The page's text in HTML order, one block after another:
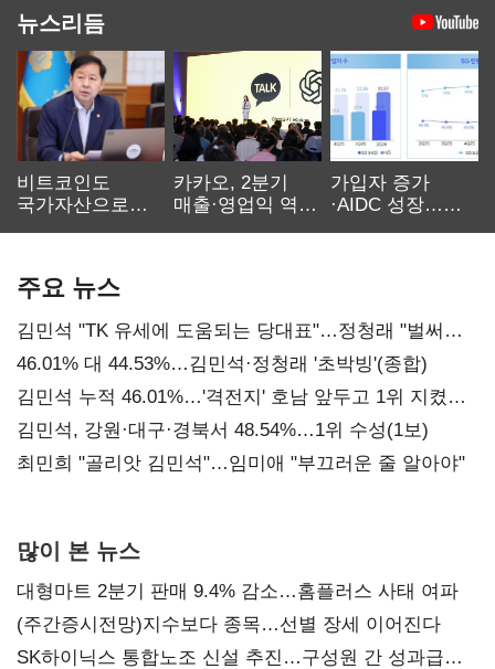
뉴스리듬
비트코인도
국가자산으로…'
카카오, 2분기
매출·영업익 역대
가입자 증가
·AIDC 성장…
주요 뉴스
김민석 "TK 유세에 도움되는 당대표"…정청래 "벌써
대표된 양 당직 배분"
46.01% 대 44.53%…김민석·정청래 '초박빙'(종합)
김민석 누적 46.01%…'격전지' 호남 앞두고 1위 지켰다
(2보)
김민석, 강원·대구·경북서 48.54%…1위 수성(1보)
최민희 "골리앗 김민석"…임미애 "부끄러운 줄 알아야"
많이 본 뉴스
대형마트 2분기 판매 9.4% 감소…홈플러스 사태 여파
(주간증시전망)지수보다 종목…선별 장세 이어진다
SK하이닉스 통합노조 신설 추진…구성원 간 성과급